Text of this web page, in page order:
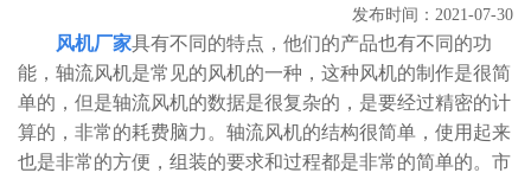
发布时间：2021-07-30
风机厂家具有不同的特点，他们的产品也有不同的功
能，轴流风机是常见的风机的一种，这种风机的制作是很简
单的，但是轴流风机的数据是很复杂的，是要经过精密的计
算的，非常的耗费脑力。轴流风机的结构很简单，使用起来
也是非常的方便，组装的要求和过程都是非常的简单的。市